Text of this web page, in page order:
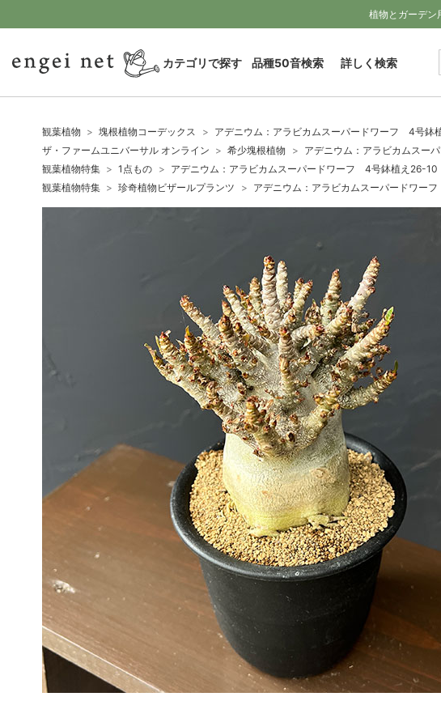
植物とガーデ
カテゴリで探す 品種50音検索 詳しく検索
観葉植物 塊根植物コーデックス
アデニウム：アラビカムスーパードワーフ 4号鉢
ザ・ファームユニバーサル オンライン
希少塊根植物
アデニウム：アラビカムスー
観葉植物特集
1点もの
アデニウム：アラビカムスーパードワーフ 4号鉢植え26-10
観葉植物特集
珍奇植物ビザールプランツ アデニウム：アラビカムスーパードワー